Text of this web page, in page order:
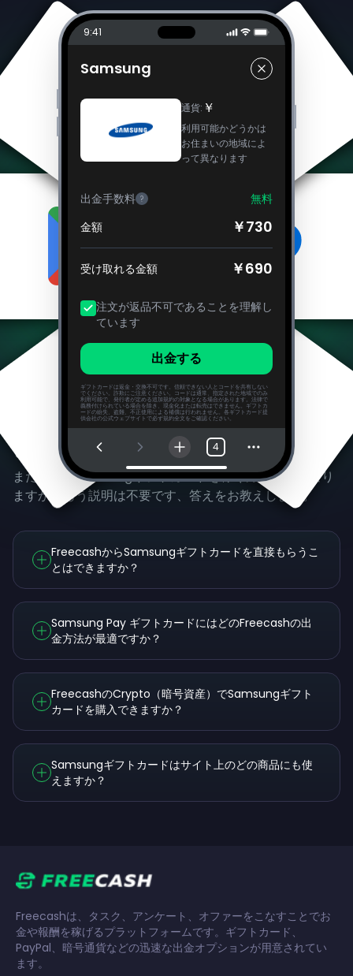
9:41
Samsung
通貨: ￥
利用可能かどうかは
お住まいの地域によ
って異なります
出金手数料 ?
無料
金額
￥730
受け取れる金額 ￥690
注文が返品不可であることを理解し
ています
出金する
ギフトカードは返金・交換不可です。信頼できない人とコードを共有しない
でください。詐欺にご注意ください。コードは通常、指定された地域でのみ
利用可能で、発行者が定める追加規約の対象となる場合があります。法律で
義務付けられている場合を除き、現金化または転売はできません。ギフトカ
ードの紛失、盗難、不正使用による補償は行われません。各ギフトカード提
供会社の公式ウェブサイトで必ず規約全文をご確認ください。
4
よくある質問
まだ無料でSamsungギフトカードを稼ぐ方法が気になり
ますか？もう説明は不要です、答えをお教えします。
FreecashからSamsungギフトカードを直接もらうこ
とはできますか？
Samsung Pay ギフトカードにはどのFreecashの出
金方法が最適ですか？
FreecashのCrypto（暗号資産）でSamsungギフト
カードを購入できますか？
Samsungギフトカードはサイト上のどの商品にも使
えますか？
Freecashは、タスク、アンケート、オファーをこなすことでお
金や報酬を稼げるプラットフォームです。ギフトカード、
PayPal、暗号通貨などの迅速な出金オプションが用意されてい
ます。